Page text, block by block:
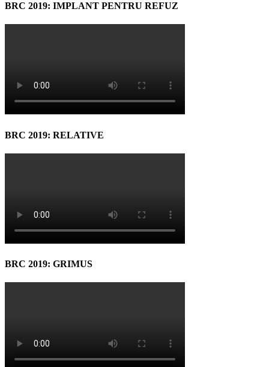
BRC 2019: IMPLANT PENTRU REFUZ
BRC 2019: RELATIVE
BRC 2019: GRIMUS